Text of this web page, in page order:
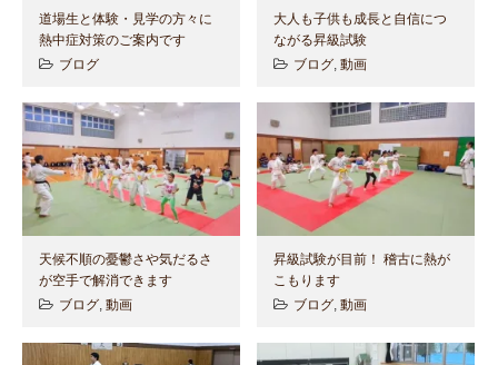
道場生と体験・見学の方々に
熱中症対策のご案内です
ブログ
大人も子供も成長と自信につ
ながる昇級試験
ブログ, 動画
天候不順の憂鬱さや気だるさ
が空手で解消できます
ブログ, 動画
昇級試験が目前！ 稽古に熱が
こもります
ブログ, 動画